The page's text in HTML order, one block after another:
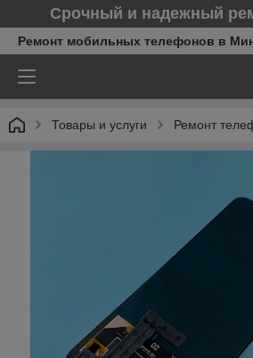
Срочный и надежный
Ремонт мобильных телефонов в
Товары и услуги Ремонт